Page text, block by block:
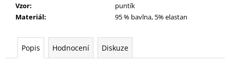
Vzor:
puntík
Materiál: 95 % bavlna, 5% elastan
Popis Hodnocení Diskuze